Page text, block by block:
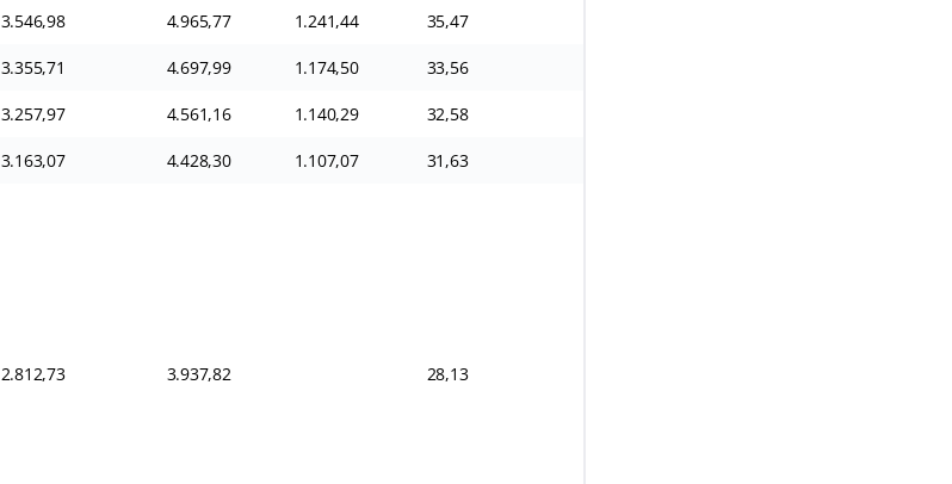
3.546,98 4.965,77 1.241,44 35,47
3.355,71 4.697,99 1.174,50 33,56
3.257,97 4.561,16 1.140,29 32,58
3.163,07 4.428,30 1.107,07 31,63
2.812,73 3.937,82 28,13